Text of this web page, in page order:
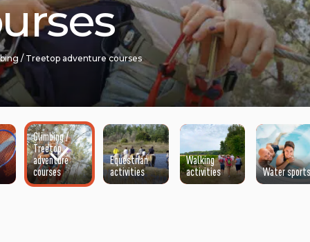
/ Treetop adventure courses
Climbing /
Treetop
adventure
courses
Equestrian
activities
Walking
activities
Water sports